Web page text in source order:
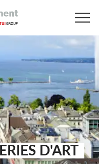
D'ART